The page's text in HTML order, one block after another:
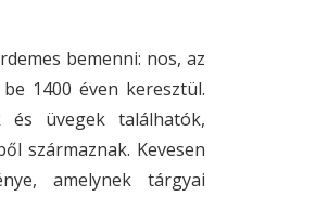
bemenni: nos, az
1400 éven keresztül.
és üvegek találhatók,
származnak. Kevesen
amelynek tárgyai